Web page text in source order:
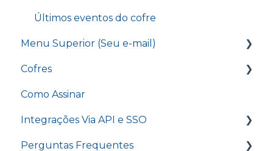
Treinamento - Template Word e Banco de
Form
Treinamento - Envio em lote e Grupos de
Últimos eventos do cofre
Menu Superior (Seu e-mail)
Editar assinatura
Faturamentos
Certificados A1
Minha Conta
Cofres
Novo Documento
Opções do Cofre
Opções do cofre - Pré-cadastrar e-mails
Como Assinar
Integrações Via API e SSO
Introdução a API
Perguntas Frequentes